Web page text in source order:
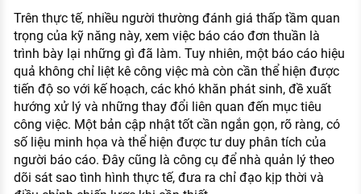
Trên thực tế, nhiều người thường đánh giá thấp tầm quan
trọng của kỹ năng này, xem việc báo cáo đơn thuần là
trình bày lại những gì đã làm. Tuy nhiên, một báo cáo hiệu
quả không chỉ liệt kê công việc mà còn cần thể hiện được
tiến độ so với kế hoạch, các khó khăn phát sinh, đề xuất
hướng xử lý và những thay đổi liên quan đến mục tiêu
công việc. Một bản cập nhật tốt cần ngắn gọn, rõ ràng, có
số liệu minh họa và thể hiện được tư duy phân tích của
người báo cáo. Đây cũng là công cụ để nhà quản lý theo
dõi sát sao tình hình thực tế, đưa ra chỉ đạo kịp thời và